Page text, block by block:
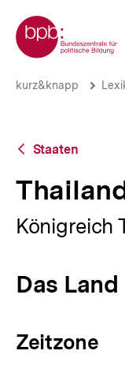
zum
Seiteninhalt
springen
Zur Startseite der bpb
Thailand
kurz&knapp
Zurück
Übersicht
Staaten
Königreich
Das
Zeitzone